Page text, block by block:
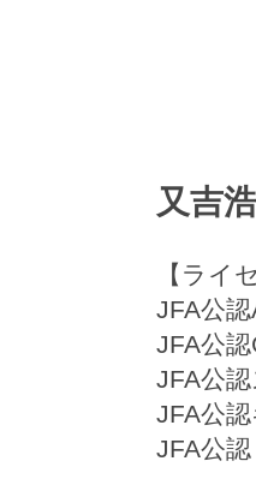
又吉
【ライ
JFA公
JFA公
JFA公
JFA公
JFA公